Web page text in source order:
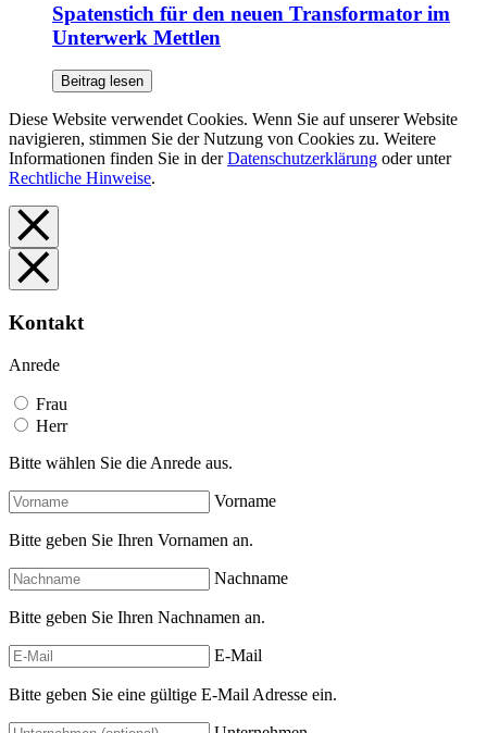
Spatenstich für den neuen Transformator im
Unterwerk Mettlen
Beitrag lesen
Diese Website verwendet Cookies. Wenn Sie auf unserer Website
navigieren, stimmen Sie der Nutzung von Cookies zu. Weitere
Informationen finden Sie in derDatenschutzerklärung oder unter
Rechtliche Hinweise.
Kontakt
Anrede
Frau
Herr
Bitte wählen Sie die Anrede aus.
Vorname
Bitte geben Sie Ihren Vornamen an.
Nachname
Bitte geben Sie Ihren Nachnamen an.
E-Mail
Bitte geben Sie eine gültige E-Mail Adresse ein.